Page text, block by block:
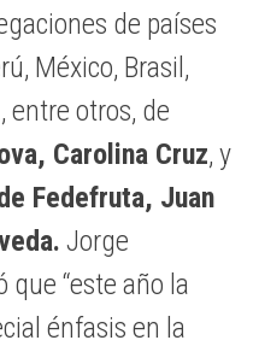
de países
México, Brasil,
entre otros, de
Carolina Cruz, y
Fedefruta, Juan
Jorge
que “este año la
énfasis en la